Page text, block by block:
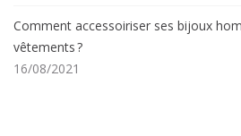
Comment accessoiriser ses bijoux
vêtements ?
16/08/2021